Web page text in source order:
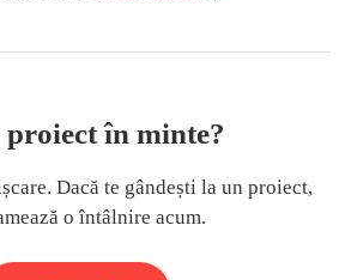
în minte?
Dacă te gândești la un proiect,
o întâlnire acum.